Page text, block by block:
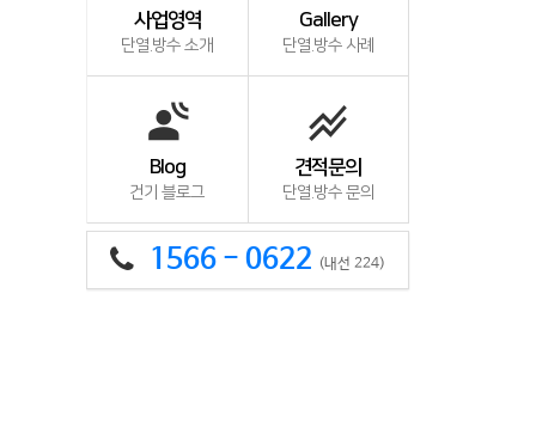
사업영역
단열.방수 소개
Gallery
단열.방수 사례
spatial_audio
Blog
건기 블로그
stacked_line_chart
견적문의
단열.방수 문의
1566 - 0622 (내선 224)